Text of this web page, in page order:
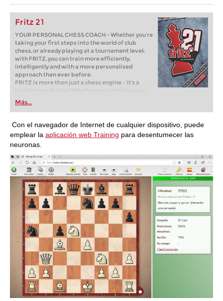
Fritz 21
YOUR PERSONAL CHESS COACH - Whether you’re
taking your first steps into the world of club
chess, or already playing at a tournament level:
with FRITZ, you can train more efficiently,
intelligently and with a more personalised
approach than ever before.
FRITZ is more than just a chess engine – it’s a
training revolution! Whether you’re taking your
first steps into the world of club chess, or already
playing at a tournament level: with FRITZ, you can
train more efficiently, intelligently and with a
more personalised approach than ever before.
Más...
Con el navegador de Internet de cualquier dispositivo, puede
emplear la aplicación web Training para desentumecer las
neuronas.